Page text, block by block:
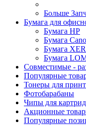
Больше
Бумага для
Бумага HP
Бумага
Бумага
Бумага
Совместимые -
Популярные
Тонеры для
Фотобарабаны
Чипы для
Акционные
Популярные